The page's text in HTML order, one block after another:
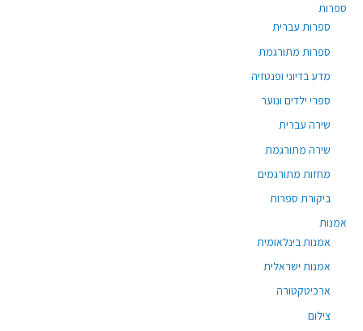
ספרות
ספרות עברית
ספרות מתורגמת
מדע בדיוני ופנטזיה
ספרי ילדים ונוער
שירה עברית
שירה מתורגמת
מחזות מתורגמים
ביקורת ספרות
אמנות
אמנות בינלאומית
אמנות ישראלית
ארכיטקטורה
צילום